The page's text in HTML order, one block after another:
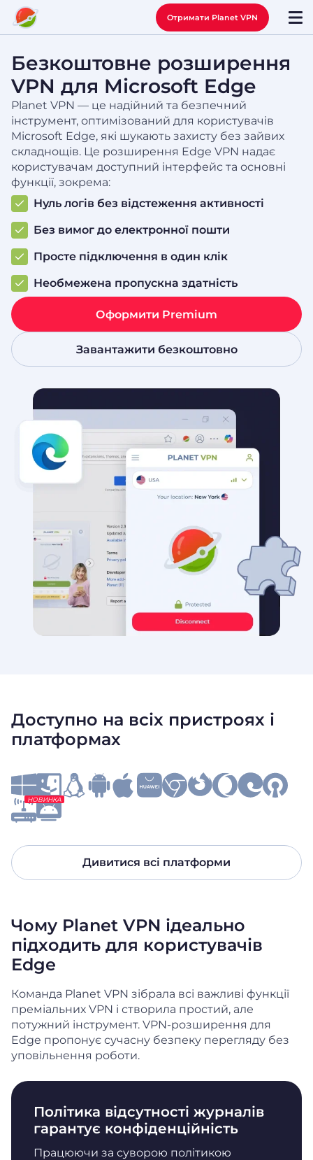
Отримати Planet VPN
Безкоштовне розширення
VPN для Microsoft Edge
Planet VPN — це надійний та безпечний
інструмент, оптимізований для користувачів
Microsoft Edge, які шукають захисту без зайвих
складнощів. Це розширення Edge VPN надає
користувачам доступний інтерфейс та основні
функції, зокрема:
Нуль логів без відстеження активності
Без вимог до електронної пошти
Просте підключення в один клік
Необмежена пропускна здатність
Оформити Premium
Завантажити безкоштовно
Доступно на всіх пристроях і
платформах
НОВИНКА
Дивитися всі платформи
Чому Planet VPN ідеально
підходить для користувачів
Edge
Команда Planet VPN зібрала всі важливі функції
преміальних VPN і створила простий, але
потужний інструмент. VPN-розширення для
Edge пропонує сучасну безпеку перегляду без
уповільнення роботи.
Політика відсутності журналів
гарантує конфіденційність
Працюючи за суворою політикою